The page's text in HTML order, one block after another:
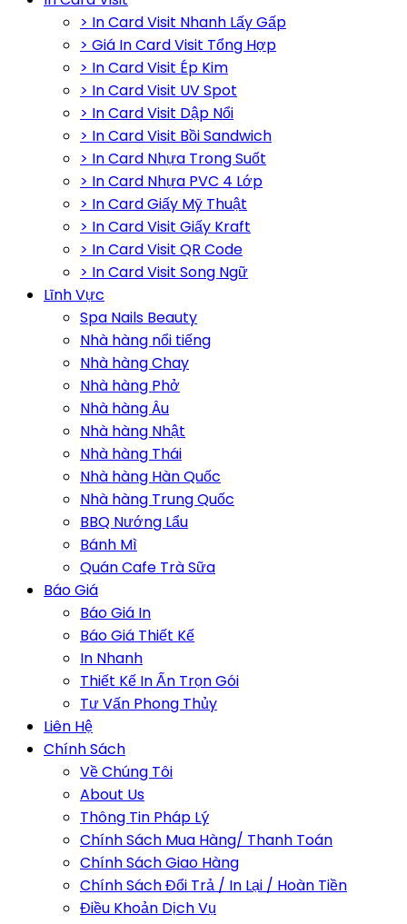
> In Card Visit Nhanh Lấy Gấp
> Giá In Card Visit Tổng Hợp
> In Card Visit Ép Kim
> In Card Visit UV Spot
> In Card Visit Dập Nổi
> In Card Visit Bồi Sandwich
> In Card Nhựa Trong Suốt
> In Card Nhựa PVC 4 Lớp
> In Card Giấy Mỹ Thuật
> In Card Visit Giấy Kraft
> In Card Visit QR Code
> In Card Visit Song Ngữ
Lĩnh Vực
Spa Nails Beauty
Nhà hàng nổi tiếng
Nhà hàng Chay
Nhà hàng Phở
Nhà hàng Âu
Nhà hàng Nhật
Nhà hàng Thái
Nhà hàng Hàn Quốc
Nhà hàng Trung Quốc
BBQ Nướng Lẩu
Bánh Mì
Quán Cafe Trà Sữa
Báo Giá
Báo Giá In
Báo Giá Thiết Kế
In Nhanh
Thiết Kế In Ấn Trọn Gói
Tư Vấn Phong Thủy
Liên Hệ
Chính Sách
Về Chúng Tôi
About Us
Thông Tin Pháp Lý
Chính Sách Mua Hàng/ Thanh Toán
Chính Sách Giao Hàng
Chính Sách Đổi Trả / In Lại / Hoàn Tiền
Điều Khoản Dịch Vụ